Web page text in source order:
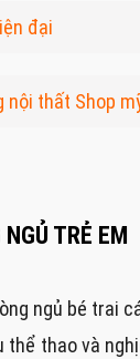
đại
nội thất Shop
TRẺ EM
ngủ bé trai
thao và